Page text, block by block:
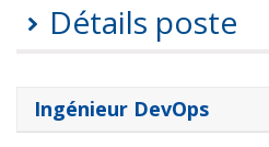
Détails poste
Ingénieur DevOps